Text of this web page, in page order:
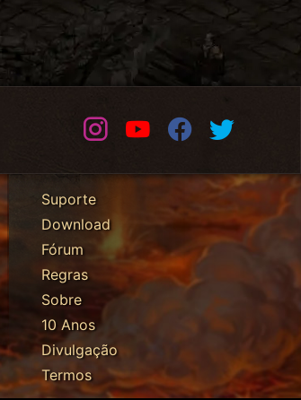
InstagramYoutubeFacebook
Suporte
Download
Fórum
Regras
Sobre
10 Anos
Divulgação
Termos